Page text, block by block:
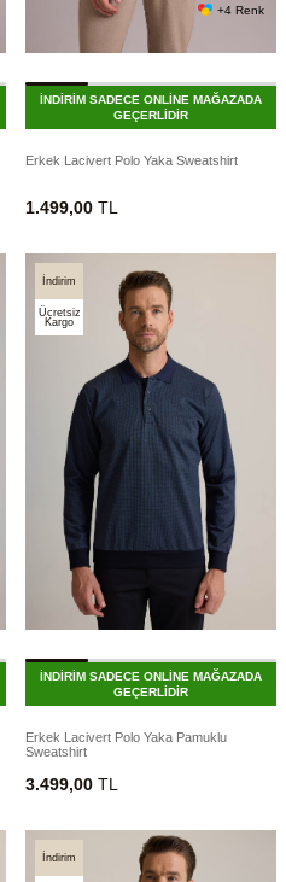
+4 Renk
İNDİRİM SADECE ONLİNE MAĞAZADA
GEÇERLİDİR
Erkek Lacivert Polo Yaka Sweatshirt
1.499,00 TL
İndirim
Ücretsiz
Kargo
İNDİRİM SADECE ONLİNE MAĞAZADA
GEÇERLİDİR
Erkek Lacivert Polo Yaka Pamuklu
Sweatshirt
3.499,00 TL
İndirim